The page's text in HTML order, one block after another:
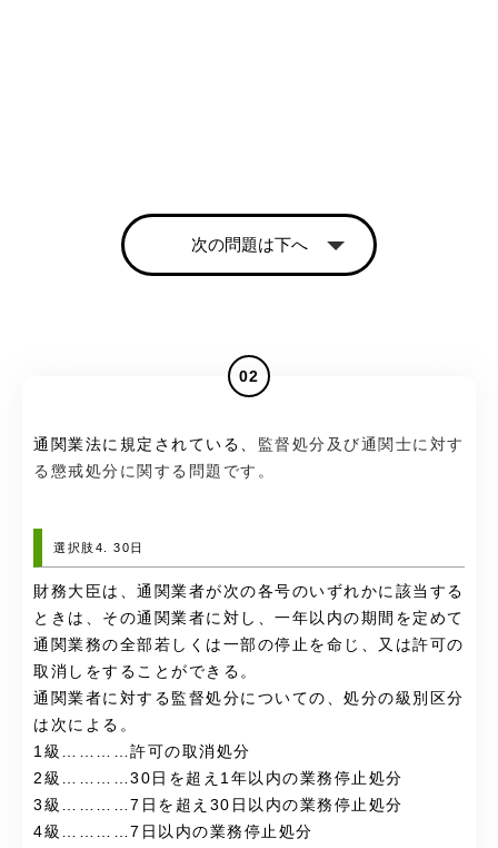
次の問題は下へ
02
通関業法に規定されている、 監督処分及び通関士に対す
る懲戒処分に関する問題です。
選択肢4. 30日
財務大臣は、通関業者が次の各号のいずれかに該当する
ときは、その通関業者に対し、一年以内の期間を定めて
通関業務の全部若しくは一部の停止を命じ、又は許可の
取消しをすることができる。
通関業者に対する監督処分についての、処分の級別区分
は次による。
1級…………許可の取消処分
2級…………30日を超え1年以内の業務停止処分
3級…………7日を超え30日以内の業務停止処分
4級…………7日以内の業務停止処分